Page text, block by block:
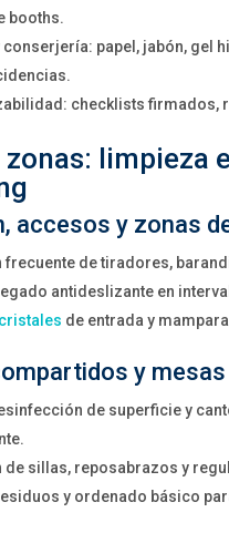
booths.
conserjería: papel, jabón, gel
checklists firmados,
limpieza
accesos y zonas
frecuente de tiradores,
antideslizante en
de entrada y
y
de superficie y
de sillas, reposabrazos y
y ordenado básico